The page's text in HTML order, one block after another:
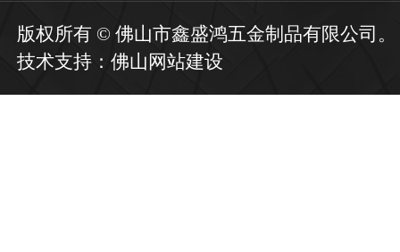
版权所有 © 佛山市鑫盛鸿五金制品有限公司。
技术支持： 佛山网站建设